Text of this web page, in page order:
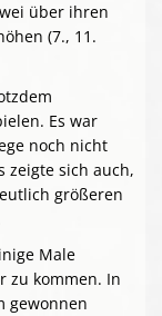
über ihren
(7., 11.
Es war
noch nicht
zeigte sich auch,
größeren
Male
zu kommen. In
gewonnen